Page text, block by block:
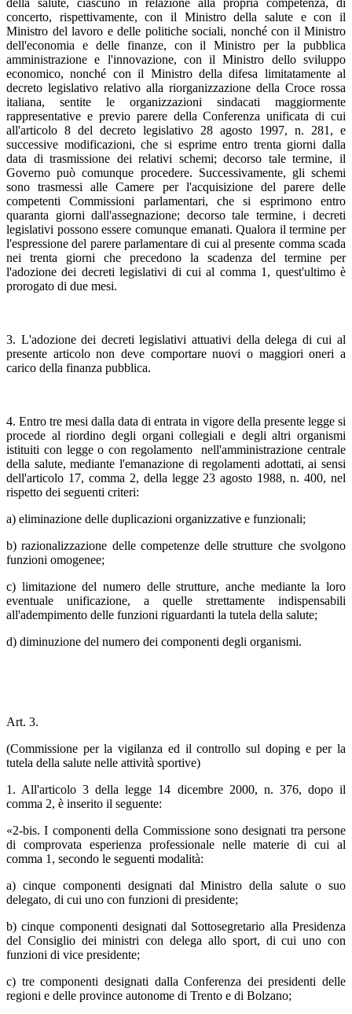
concerto, rispettivamente, con il Ministro della salute e con il
Ministro del lavoro e delle politiche sociali, nonché con il Ministro
dell'economia e delle finanze, con il Ministro per la pubblica
amministrazione e l'innovazione, con il Ministro dello sviluppo
economico, nonché con il Ministro della difesa limitatamente al
decreto legislativo relativo alla riorganizzazione della Croce rossa
italiana, sentite le organizzazioni sindacati maggiormente
rappresentative e previo parere della Conferenza unificata di cui
all'articolo 8 del decreto legislativo 28 agosto 1997, n. 281, e
successive modificazioni, che si esprime entro trenta giorni dalla
data di trasmissione dei relativi schemi; decorso tale termine, il
Governo può comunque procedere. Successivamente, gli schemi
sono trasmessi alle Camere per l'acquisizione del parere delle
competenti Commissioni parlamentari, che si esprimono entro
quaranta giorni dall'assegnazione; decorso tale termine, i decreti
legislativi possono essere comunque emanati. Qualora il termine per
l'espressione del parere parlamentare di cui al presente comma scada
nei trenta giorni che precedono la scadenza del termine per
l'adozione dei decreti legislativi di cui al comma 1, quest'ultimo è
prorogato di due mesi.
3. L'adozione dei decreti legislativi attuativi della delega di cui al
presente articolo non deve comportare nuovi o maggiori oneri a
carico della finanza pubblica.
4. Entro tre mesi dalla data di entrata in vigore della presente legge si
procede al riordino degli organi collegiali e degli altri organismi
istituiti con legge o con regolamento nell'amministrazione centrale
della salute, mediante l'emanazione di regolamenti adottati, ai sensi
dell'articolo 17, comma 2, della legge 23 agosto 1988, n. 400, nel
rispetto dei seguenti criteri:
a) eliminazione delle duplicazioni organizzative e funzionali;
b) razionalizzazione delle competenze delle strutture che svolgono
funzioni omogenee;
c) limitazione del numero delle strutture, anche mediante la loro
eventuale unificazione, a quelle strettamente indispensabili
all'adempimento delle funzioni riguardanti la tutela della salute;
d) diminuzione del numero dei componenti degli organismi.
Art. 3.
(Commissione per la vigilanza ed il controllo sul doping e per la
tutela della salute nelle attività sportive)
1. All'articolo 3 della legge 14 dicembre 2000, n. 376, dopo il
comma 2, è inserito il seguente:
«2-bis. I componenti della Commissione sono designati tra persone
di comprovata esperienza professionale nelle materie di cui al
comma 1, secondo le seguenti modalità:
a) cinque componenti designati dal Ministro della salute o suo
delegato, di cui uno con funzioni di presidente;
b) cinque componenti designati dal Sottosegretario alla Presidenza
del Consiglio dei ministri con delega allo sport, di cui uno con
funzioni di vice presidente;
c) tre componenti designati dalla Conferenza dei presidenti delle
regioni e delle province autonome di Trento e di Bolzano;